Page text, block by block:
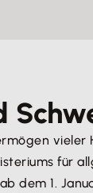
für
dem 1.